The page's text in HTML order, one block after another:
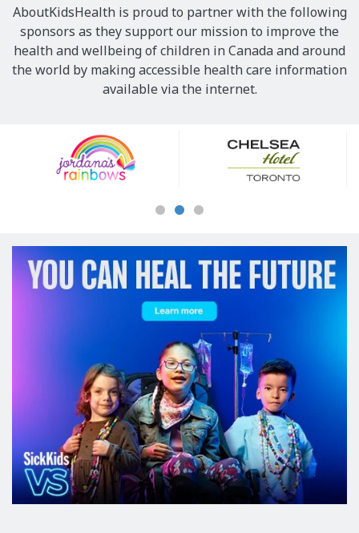
AboutKidsHealth is proud to partner with the following
sponsors as they support our mission to improve the
health and wellbeing of children in Canada and around
the world by making accessible health care information
available via the internet.
Sponsors